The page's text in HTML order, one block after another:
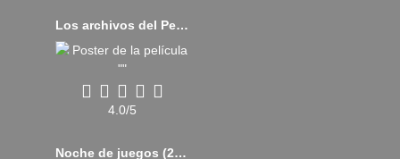
Los archivos del Pentágono (2017)
4.0/5
Noche de juegos (2018)